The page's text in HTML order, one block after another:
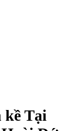
kề Tại